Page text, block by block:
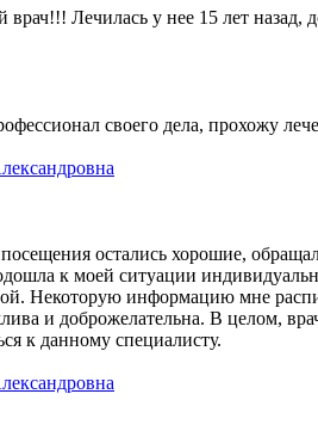
Лечилась у нее 15 лет назад,
своего дела, прохожу
остались хорошие,
к моей ситуации
Некоторую информацию мне
и доброжелательна. В целом,
к данному специалисту.